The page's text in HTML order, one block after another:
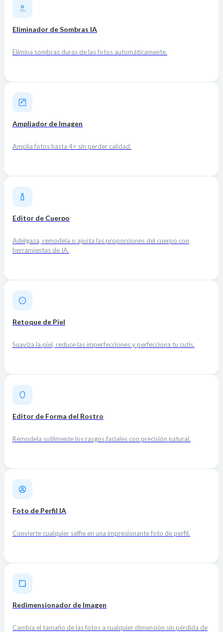
Eliminador de Sombras IA
Elimina sombras duras de las fotos automáticamente.
Ampliador de Imagen
Amplía fotos hasta 4× sin perder calidad.
Editor de Cuerpo
Adelgaza, remodela o ajusta las proporciones del cuerpo con
herramientas de IA.
Retoque de Piel
Suaviza la piel, reduce las imperfecciones y perfecciona tu cutis.
Editor de Forma del Rostro
Remodela sutilmente los rasgos faciales con precisión natural.
Foto de Perfil IA
Convierte cualquier selfie en una impresionante foto de perfil.
Redimensionador de Imagen
Cambia el tamaño de las fotos a cualquier dimensión sin pérdida de